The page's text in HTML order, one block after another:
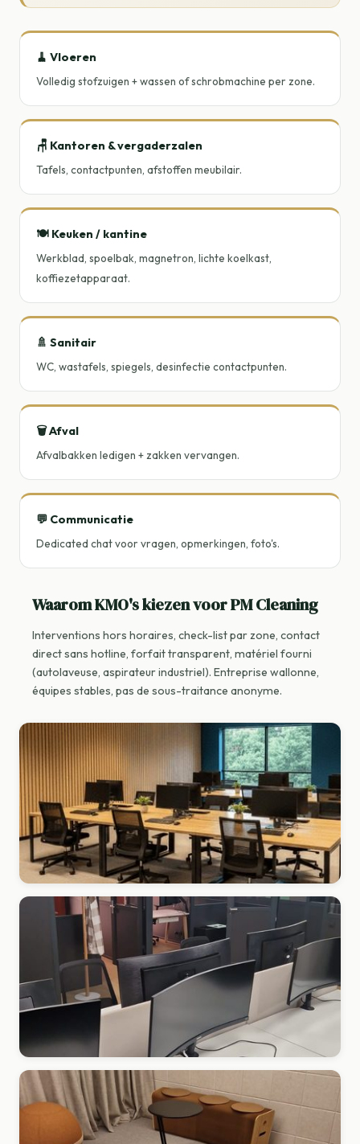
🧹 Vloeren
Volledig stofzuigen + wassen of schrobmachine per zone.
🪑 Kantoren & vergaderzalen
Tafels, contactpunten, afstoffen meubilair.
🍽️ Keuken / kantine
Werkblad, spoelbak, magnetron, lichte koelkast,
koffiezetapparaat.
🚿 Sanitair
WC, wastafels, spiegels, desinfectie contactpunten.
🗑️ Afval
Afvalbakken ledigen + zakken vervangen.
💬 Communicatie
Dedicated chat voor vragen, opmerkingen, foto's.
Waarom KMO's kiezen voor PM Cleaning
Interventions hors horaires, check-list par zone, contact
direct sans hotline, forfait transparent, matériel fourni
(autolaveuse, aspirateur industriel). Entreprise wallonne,
équipes stables, pas de sous-traitance anonyme.